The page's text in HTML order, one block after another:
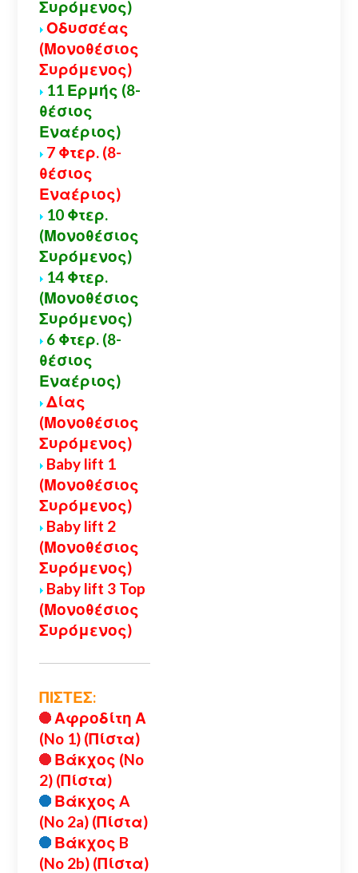
Συρόμενος)
Οδυσσέας
(Μονοθέσιος
Συρόμενος)
11 Ερμής (8-
θέσιος
Εναέριος)
7 Φτερ. (8-
θέσιος
Εναέριος)
10 Φτερ.
(Μονοθέσιος
Συρόμενος)
14 Φτερ.
(Μονοθέσιος
Συρόμενος)
6 Φτερ. (8-
θέσιος
Εναέριος)
Δίας
(Μονοθέσιος
Συρόμενος)
Baby lift 1
(Μονοθέσιος
Συρόμενος)
Baby lift 2
(Μονοθέσιος
Συρόμενος)
Baby lift 3 Top
(Μονοθέσιος
Συρόμενος)
ΠΙΣΤΕΣ:
Αφροδίτη Α
(No 1) (Πίστα)
Βάκχος (No
2) (Πίστα)
Βάκχος A
(No 2a) (Πίστα)
Βάκχος B
(No 2b) (Πίστα)